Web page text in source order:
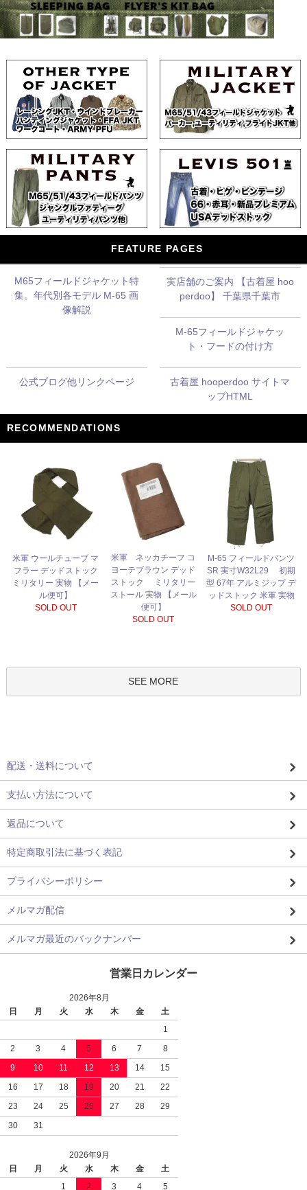
FEATURE PAGES
M65フィールドジャケット特
集。年代別各モデル M-65 画
像解説
実店舗のご案内 【古着屋 hoo
perdoo】 千葉県千葉市
M-65フィールドジャケッ
ト・フードの付け方
公式ブログ他リンクページ
古着屋 hooperdoo サイトマ
ップHTML
RECOMMENDATIONS
米軍 ウールチューブ マ
フラー デッドストック
ミリタリー 実物 【メー
ル便可】
SOLD OUT
米軍 ネッカチーフ コ
ヨーテブラウン デッド
ストック ミリタリー
ストール 実物 【メール
便可】
SOLD OUT
M-65 フィールドパンツ
SR 実寸W32L29 初期
型 67年 アルミジップ デ
ッドストック 米軍 実物
SOLD OUT
SEE MORE
配送・送料について
支払い方法について
返品について
特定商取引法に基づく表記
プライバシーポリシー
メルマガ配信
メルマガ最近のバックナンバー
営業日カレンダー
2026年8月
日
月 火 水 木 金
土
1
2
3 4 5 6 7
8
9
10 11 12 13 14
15
16
17 18 19 20 21
22
23
24 25 26 27 28
29
30
31
2026年9月
日
月 火 水 木 金
土
1
2 3 4
5